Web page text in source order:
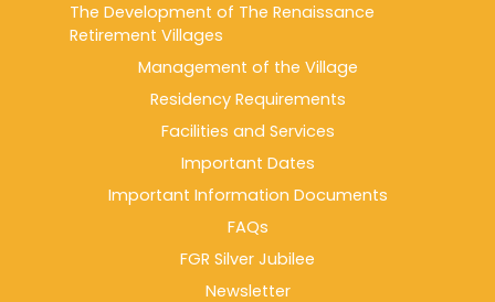
The Development of The Renaissance
Retirement Villages
Management of the Village
Residency Requirements
Facilities and Services
Important Dates
Important Information Documents
FAQs
FGR Silver Jubilee
Newsletter